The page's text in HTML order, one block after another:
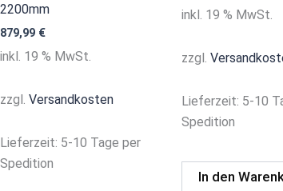
2200mm
879,99 €
inkl. 19 % MwSt.
zzgl. Versandkosten
Lieferzeit: 5-10 Tage per
Spedition
inkl. 19 % MwSt.
zzgl.
Lieferzeit: 5-10
Spedition
In den